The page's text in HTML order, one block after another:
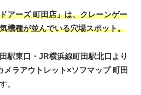
アーズ 町田店」は、クレーンゲー
機種が並んでいる穴場スポット。
駅東口・JR横浜線町田駅北口より
メラアウトレット×ソフマップ 町田
。